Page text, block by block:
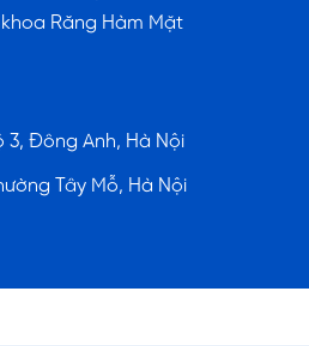
Răng Hàm Mặt
3, Đông Anh, Hà Nội
Tây Mỗ, Hà Nội